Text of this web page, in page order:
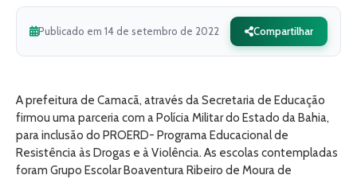
Publicado em 14 de setembro de 2022 Compartilhar
A prefeitura de Camacã, através da Secretaria de Educação
firmou uma parceria com a Polícia Militar do Estado da Bahia,
para inclusão do PROERD- Programa Educacional de
Resistência às Drogas e à Violência. As escolas contempladas
foram Grupo Escolar Boaventura Ribeiro de Moura de